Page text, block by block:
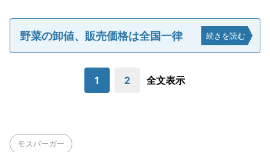
野菜の卸値、販売価格は全国一律 続きを読む
1 2 全文表示
モスバーガー